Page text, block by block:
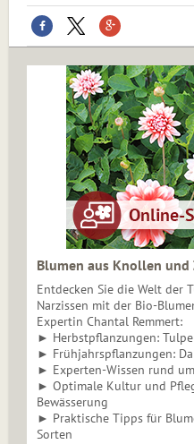
Blumen aus Knollen und
Entdecken Sie die Welt der
Narzissen mit der Bio-
Expertin Chantal Remmert:
► Herbstpflanzungen:
► Frühjahrspflanzungen:
► Experten-Wissen rund
► Optimale Kultur und
Bewässerung
► Praktische Tipps für
Sorten